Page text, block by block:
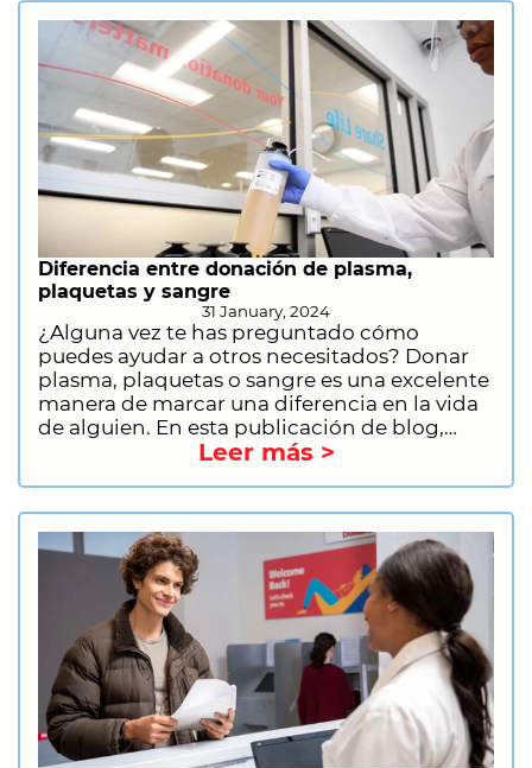
enfermedades graves. Si estás considerando
donar plasma, hay algunas cosas que debe
hacer para prepararte. Permítenos brindarte
la información que necesitas para tener una
buena experiencia de donación, incluido lo
qué debes hacer antes de donar, qué no
debes hacer, qué llevar contigo y por qué es
importante donar plasma.
Diferencia entre donación de plasma,
plaquetas y sangre
31 January, 2024
¿Alguna vez te has preguntado cómo
puedes ayudar a otros necesitados? Donar
plasma, plaquetas o sangre es una excelente
manera de marcar una diferencia en la vida
de alguien. En esta publicación de blog,
analizaremos las diferencias entre la
brindaremos información sobre cómo
prepararte para la donación de plasma y
cómo registrarte para donar plasma con CSL
Plasma.
Leer más >